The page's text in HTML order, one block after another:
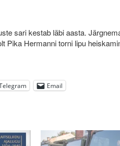
sari kestab läbi aasta.
Pika Hermanni torni lipu
Email